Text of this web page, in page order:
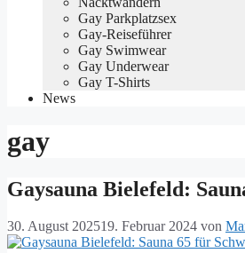
Gay Parkplatzsex
Gay-Reiseführer
Gay Swimwear
Gay Underwear
Gay T-Shirts
News
gay
Gaysauna Bielefeld:
30. August 202519. Februar 2024 von